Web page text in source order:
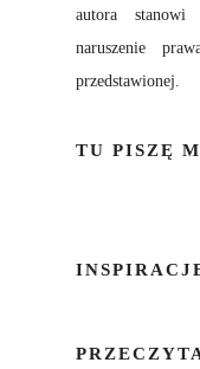
autora stanowi
naruszenie
przedstawionej.
TU PISZĘ